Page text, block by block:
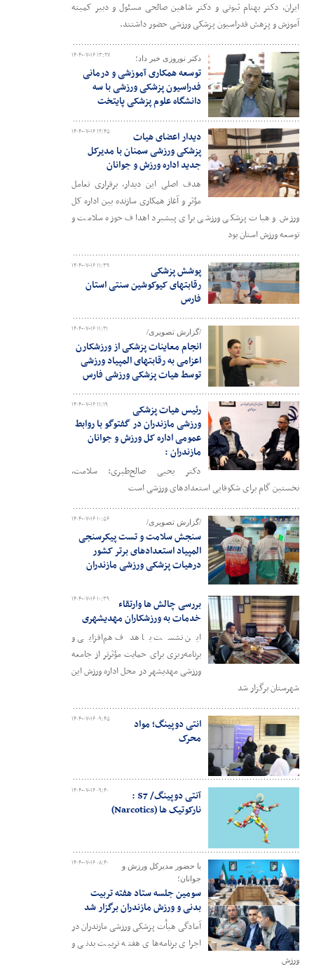
ایران، دکتر بهنام ثبوتی و دکتر شاهین صالحی مسئول و دبیر کمیته
آموزش و پزهش فدراسیون پزشکی ورزشی حضور داشتند.
۱۴۰۴-۰۷-۱۶ ۱۳:۲۷ دکتر نوروزی خبر داد؛
توسعه همکاری آموزشی و درمانی
فدراسیون پزشکی ورزشی با سه
دانشگاه علوم پزشکی پایتخت
۱۴۰۴-۰۷-۱۶ ۱۲:۴۵
دیدار اعضای هیات
پزشکی ورزشی سمنان با مدیرکل
جدید اداره ورزش و جوانان
هدف اصلی این دیدار، برقراری تعامل
مؤثر و آغاز همکاری سازنده بین اداره کل
ورزش و هیات پزشکی ورزشی برای پیشبرد اهداف حوزه سلامت و
توسعه ورزش استان بود
۱۴۰۴-۰۷-۱۶ ۱۱:۳۹
پوشش پزشکی
رقابتهای کیوکوشین سنتی استان
فارس
۱۴۰۴-۰۷-۱۶ ۱۱:۲۱ /گزارش تصویری/
انجام معاینات پزشکی از ورزشکارن
اعزامی به رقابتهای المپیاد ورزشی
توسط هیات پزشکی ورزشی فارس
۱۴۰۴-۰۷-۱۶ ۱۱:۱۹
رئیس هیات پزشکی
ورزشی مازندران در گفتوگو با روابط
عمومی اداره کل ورزش و جوانان
مازندران :
دکتر یحیی صالح‌طبری: سلامت،
نخستین گام برای شکوفایی استعدادهای ورزشی است
۱۴۰۴-۰۷-۱۶ ۱۰:۵۶ /گزارش تصویری/
سنجش سلامت و تست پیکرسنجی
المپیاد استعدادهای برتر کشور
درهیات پزشکی ورزشی مازندران
۱۴۰۴-۰۷-۱۶ ۱۰:۳۹
بررسی چالش ها وارتقاء
خدمات به ورزشکاران مهدیشهری
این نشست با هدف هم‌افزایی و
برنامه‌ریزی برای حمایت مؤثرتر از جامعه
ورزشی مهدیشهر در محل اداره ورزش این
شهرستان برگزار شد
۱۴۰۴-۰۷-۱۶ ۰۹:۴۵
انتی دوپینگ؛ مواد
محرک‌
۱۴۰۴-۰۷-۱۶ ۰۹:۴۰
آنتی دوپینگ/ S7 :
نارکوتیک ها (Narcotics)
۱۴۰۴-۰۷-۱۶ ۰۸:۴۰
با حضور مدیرکل ورزش و
جوانان؛
سومین جلسه ستاد هفته تربیت
بدنی و ورزش مازندران برگزار شد
آمادگی هیأت پزشکی ورزشی مازندران در
اجرای برنامه‌های هفته تربیت بدنی و
ورزش